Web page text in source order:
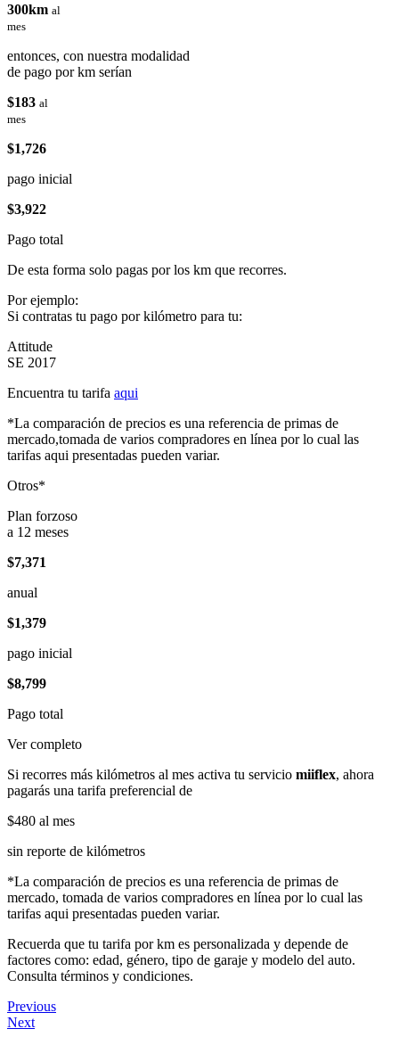
300km al
mes
entonces, con nuestra modalidad
de pago por km serían
$183 al
mes
$1,726
pago inicial
$3,922
Pago total
De esta forma solo pagas por los km que recorres.
Por ejemplo:
Si contratas tu pago por kilómetro para tu:
Attitude
SE 2017
Encuentra tu tarifa aqui
*La comparación de precios es una referencia de primas de
mercado,tomada de varios compradores en línea por lo cual las
tarifas aqui presentadas pueden variar.
Otros*
Plan forzoso
a 12 meses
$7,371
anual
$1,379
pago inicial
$8,799
Pago total
Ver completo
Si recorres más kilómetros al mes activa tu servicio miiflex, ahora
pagarás una tarifa preferencial de
$480 al mes
sin reporte de kilómetros
*La comparación de precios es una referencia de primas de
mercado, tomada de varios compradores en línea por lo cual las
tarifas aqui presentadas pueden variar.
Recuerda que tu tarifa por km es personalizada y depende de
factores como: edad, género, tipo de garaje y modelo del auto.
Consulta términos y condiciones.
Previous
Next